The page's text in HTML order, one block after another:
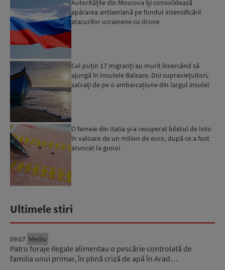
Autoritățile din Moscova își consolidează
apărarea antiaeriană pe fondul intensificării
atacurilor ucrainene cu drone
Cel puțin 17 migranți au murit încercând să
ajungă în Insulele Baleare. Doi supraviețuitori,
salvați de pe o ambarcațiune din largul insulei
O femeie din Italia și-a recuperat biletul de loto
în valoare de un milion de euro, după ce a fost
aruncat la gunoi
Ultimele stiri
09:07 Mediu
Patru foraje ilegale alimentau o pescărie controlată de
familia unui primar, în plină criză de apă în Arad…